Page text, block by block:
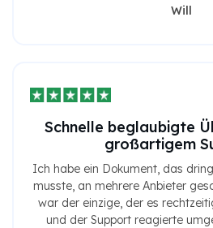
Will
Schnelle beglaubigte
großartigem
Ich habe ein Dokument, das
musste, an mehrere Anbieter
war der einzige, der es
und der Support reagierte